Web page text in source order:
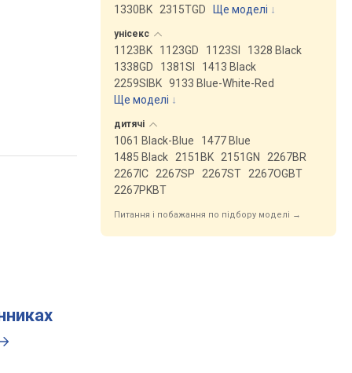
1330BK
2315TGD Ще моделі ↓
унісекс
1123BK 1123GD 1123SI
1328 Black
1338GD
1381SI
1413 Black
2259SIBK 9133 Blue-White-Red
Ще моделі ↓
дитячі
1061 Black-Blue
1477 Blue
1485 Black
2151BK 2151GN
2267BR
2267IC
2267SP 2267ST
2267OGBT
2267PKBT
Питання і побажання по підбору моделі →